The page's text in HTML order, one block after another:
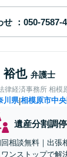
せ
裕也 弁護士
律経済事務所 相模
川県|相模原市中
遺産分割調停
回相談無料｜出
ンストップで解